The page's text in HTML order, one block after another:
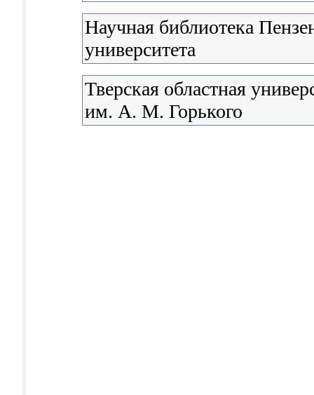
Научная библиотека
университета
Тверская областная
им. А. М. Горького